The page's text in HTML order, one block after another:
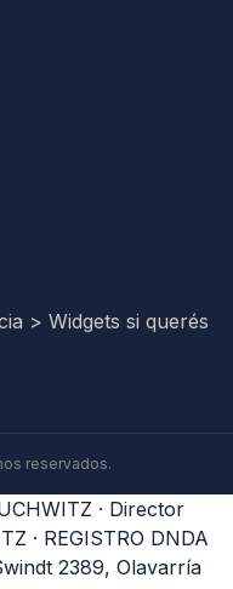
> Widgets si querés
reservados.
· Director
· REGISTRO DNDA
2389, Olavarría